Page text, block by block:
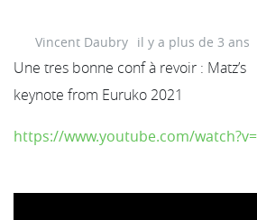
Vincent Daubry il y a plus de 3 ans
Une tres bonne conf à revoir : Matz’s
keynote from Euruko 2021
https://www.youtube.com/